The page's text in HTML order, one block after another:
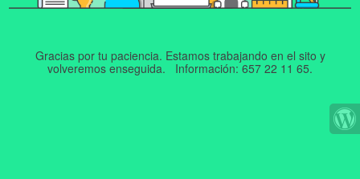
Gracias por tu paciencia. Estamos trabajando en el sito y
volveremos enseguida. Información: 657 22 11 65.